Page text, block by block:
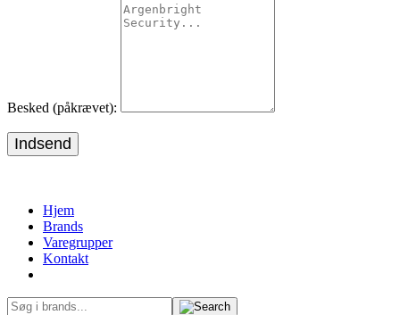
Besked (påkrævet):
Indsend
Hjem
Brands
Varegrupper
Kontakt